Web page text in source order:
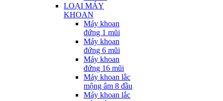
LOẠI MÁY
KHOAN
Máy khoan
đứng 1 mũi
Máy khoan
đứng 6 mũi
Máy khoan
đứng 16 mũi
Máy khoan lắc
mộng âm 8 đầu
Máy khoan lắc